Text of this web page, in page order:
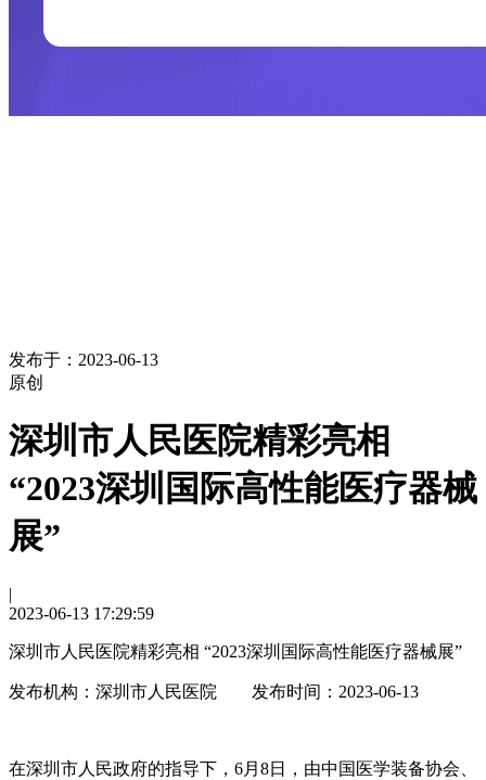
发布于：2023-06-13
原创
深圳市人民医院精彩亮相
“2023深圳国际高性能医疗器械
展”
|
2023-06-13 17:29:59
深圳市人民医院精彩亮相 “2023深圳国际高性能医疗器械展”
发布机构：深圳市人民医院 发布时间：2023-06-13
在深圳市人民政府的指导下，6月8日，由中国医学装备协会、